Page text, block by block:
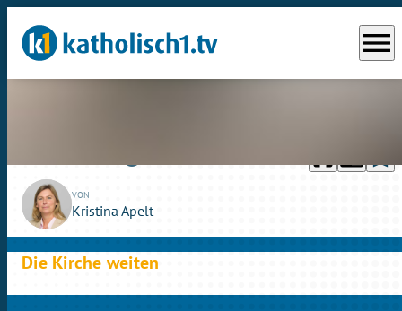
menu
VON
Kristina Apelt
Die Kirche weiten